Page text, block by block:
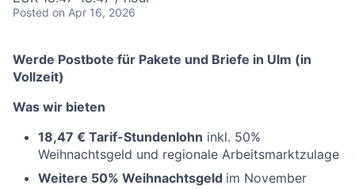
Posted on Apr 16, 2026
Werde Postbote für Pakete und Briefe in Ulm (in
Vollzeit)
Was wir bieten
18,47 € Tarif-Stundenlohn inkl. 50%
Weihnachtsgeld und regionale Arbeitsmarktzulage
Weitere 50% Weihnachtsgeld im November